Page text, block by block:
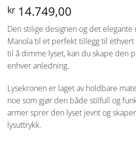
kr 14.749,00
Den stilige designen og det
Manola til et perfekt tillegg til
til å dimme lyset, kan du skape den
enhver anledning.
Lysekronen er laget av holdbare
noe som gjør den både stilfull og
armer sprer den lyset jevnt og
lysuttrykk.